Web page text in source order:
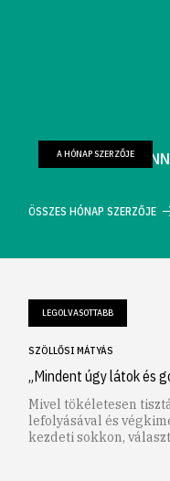
FARKAS
A HÓNAP SZERZŐJE
ÖSSZES HÓNAP SZERZŐJE
LEGOLVASOTTABB
SZÖLLŐSI MÁTYÁS
„Mindent úgy látok és
Mivel tökéletesen
lefolyásával és
kezdeti sokkon,